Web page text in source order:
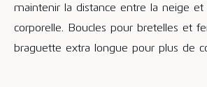
maintenir la distance entre la neige et
corporelle. Boucles pour bretelles et
braguette extra longue pour plus de